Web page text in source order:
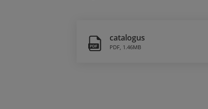
catalogus
PDF, 1.46MB